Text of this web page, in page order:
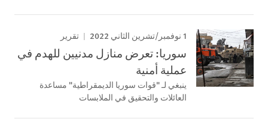
1 نوفمبر/تشرين الثاني 2022 تقرير
سوريا: تعرض منازل مدنيين للهدم في
عملية أمنية
ينبغي لـ "قوات سوريا الديمقراطية" مساعدة
العائلات والتحقيق في الملابسات